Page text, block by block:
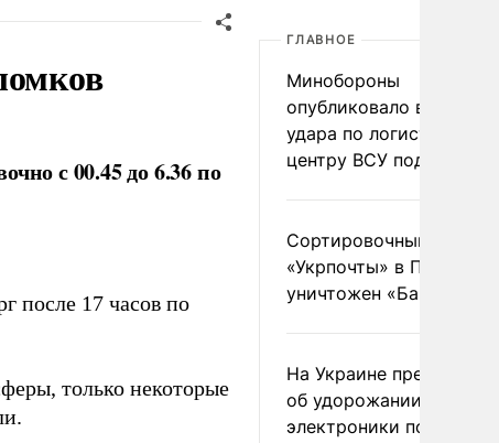
с 00.45 до 6.36 по
после 17 часов по
только некоторые
ГЛАВНОЕ
Минобороны
опубликовало видео
удара по
центру ВСУ под Киевом
Сортировочный пункт
«Укрпочты» в
уничтожен
На Украине
об удорожании
электроники после